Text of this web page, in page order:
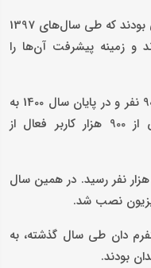
* فیلیمو، نماوا، اسنوا و دوو مجموعه‌هایی بودند که طی سال‌های 1397
و زمینه پیشرفت آن‌ها را
* تعداد کاربران هوما، در سال 1399 به 900 نفر و در پایان سال 1400 به
6 هزار نفر رسید. در حال حاضر بیش از 900 هزار کاربر فعال از
* در سال 1402 تعداد کاربران هوما به 50 هزار نفر رسید. در همین سال
دان طی سال گذشته، به
بودند.